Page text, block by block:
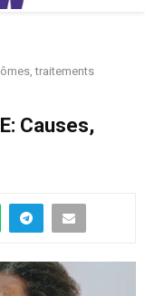
traitements
Causes,